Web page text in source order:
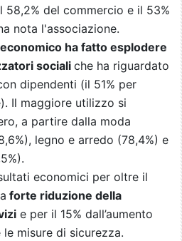
58,2% del commercio e il 53%
nota l'associazione.
ha fatto esplodere
sociali che ha riguardato
dipendenti (il 51% per
Il maggiore utilizzo si
a partire dalla moda
legno e arredo (78,4%) e
economici per oltre il
forte riduzione della
e per il 15% dall’aumento
misure di sicurezza.